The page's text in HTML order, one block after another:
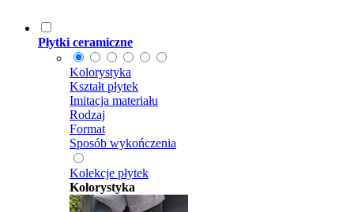
Płytki ceramiczne
Kolorystyka
Kształt płytek
Imitacja materiału
Rodzaj
Format
Sposób wykończenia
Kolekcje płytek
Kolorystyka